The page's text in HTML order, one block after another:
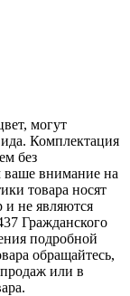
могут
Комплектация
без
ваше внимание на
товара носят
не являются
Гражданского
подробной
обращайтесь,
или в